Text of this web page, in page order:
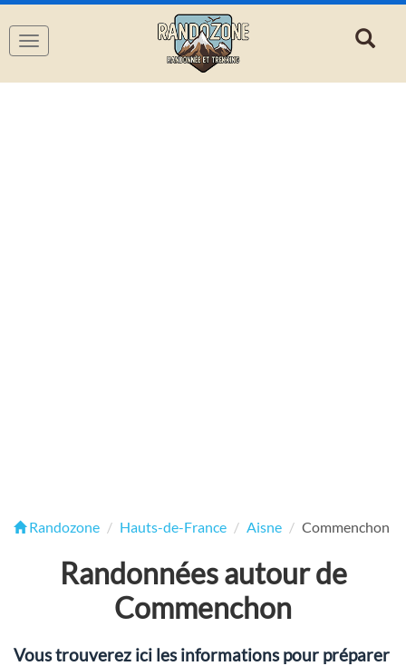
Navigation
Randozone Hauts-de-France Aisne Commenchon
Randonnées autour de
Commenchon
Vous trouverez ici les informations pour préparer